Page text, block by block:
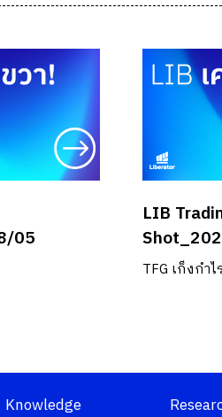
05
LIB
TFG เก็งกำไ
Knowledge